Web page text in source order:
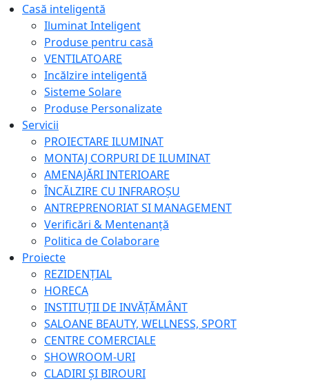
Casă inteligentă
Iluminat Inteligent
Produse pentru casă
VENTILATOARE
Incălzire inteligentă
Sisteme Solare
Produse Personalizate
Servicii
PROIECTARE ILUMINAT
MONTAJ CORPURI DE ILUMINAT
AMENAJĂRI INTERIOARE
ÎNCĂLZIRE CU INFRAROȘU
ANTREPRENORIAT SI MANAGEMENT
Verificări & Mentenanță
Politica de Colaborare
Proiecte
REZIDENȚIAL
HORECA
INSTITUȚII DE INVĂȚĂMÂNT
SALOANE BEAUTY, WELLNESS, SPORT
CENTRE COMERCIALE
SHOWROOM-URI
CLADIRI ȘI BIROURI